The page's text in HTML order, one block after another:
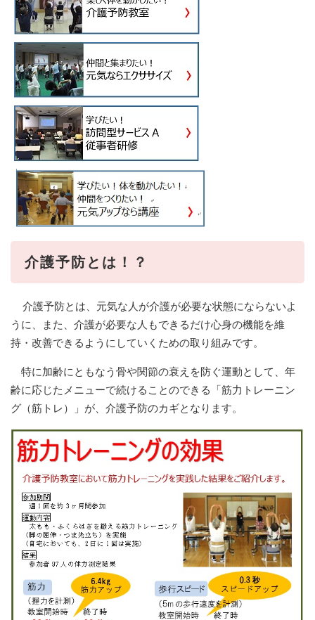
介護予防とは！？
介護予防とは、元気な人が介護が必要な状態にならないよ
うに、また、介護が必要な人もできるだけ心身の機能を維
持・改善できるようにしていくための取り組みです。
特に加齢にともなう骨や関節の衰えを防ぐ運動として、年
齢に応じたメニューで続けることのできる「筋力トレーニン
グ（筋トレ）」が、介護予防のカギとなります。